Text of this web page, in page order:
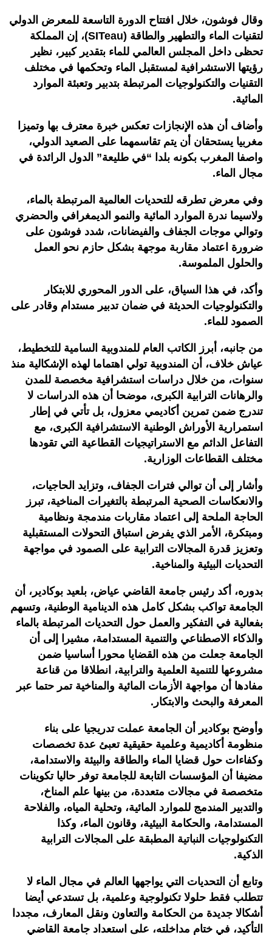
وقال فوشون، خلال افتتاح الدورة التاسعة للمعرض الدولي
لتقنيات الماء والتطهير والطاقة (SITeau)، إن المملكة
تحظى داخل المجلس العالمي للماء بتقدير كبير، نظير
رؤيتها الاستشرافية لمستقبل الماء وتحكمها في مختلف
التقنيات والتكنولوجيات المرتبطة بتدبير وتعبئة الموارد
المائية.
وأضاف أن هذه الإنجازات تعكس خبرة معترف بها وتميزا
مغربيا يستحقان أن يتم تقاسمهما على الصعيد الدولي،
واصفا المغرب بكونه بلدا “في طليعة” الدول الرائدة في
مجال الماء.
وفي معرض تطرقه للتحديات العالمية المرتبطة بالماء،
ولاسيما ندرة الموارد المائية والنمو الديمغرافي والحضري
وتوالي موجات الجفاف والفيضانات، شدد فوشون على
ضرورة اعتماد مقاربة موجهة بشكل حازم نحو العمل
والحلول الملموسة.
وأكد، في هذا السياق، على الدور المحوري للابتكار
والتكنولوجيات الحديثة في ضمان تدبير مستدام وقادر على
الصمود للماء.
من جانبه، أبرز الكاتب العام للمندوبية السامية للتخطيط،
عياش خلاف، أن المندوبية تولي اهتماما لهذه الإشكالية منذ
سنوات، من خلال دراسات استشرافية مخصصة للمدن
والرهانات الترابية الكبرى، موضحا أن هذه الدراسات لا
تندرج ضمن تمرين أكاديمي معزول، بل تأتي في إطار
استمرارية الأوراش الوطنية الاستشرافية الكبرى، مع
التفاعل الدائم مع الاستراتيجيات القطاعية التي تقودها
مختلف القطاعات الوزارية.
وأشار إلى أن توالي فترات الجفاف، وتزايد الحاجيات،
والانعكاسات الصحية المرتبطة بالتغيرات المناخية، تبرز
الحاجة الملحة إلى اعتماد مقاربات مندمجة ونظامية
ومبتكرة، الأمر الذي يفرض استباق التحولات المستقبلية
وتعزيز قدرة المجالات الترابية على الصمود في مواجهة
التحديات البيئية والمناخية.
بدوره، أكد رئيس جامعة القاضي عياض، بلعيد بوكادير، أن
الجامعة تواكب بشكل كامل هذه الدينامية الوطنية، وتسهم
بفعالية في التفكير والعمل حول التحديات المرتبطة بالماء
والذكاء الاصطناعي والتنمية المستدامة، مشيرا إلى أن
الجامعة جعلت من هذه القضايا محورا أساسيا ضمن
مشروعها للتنمية العلمية والترابية، انطلاقا من قناعة
مفادها أن مواجهة الأزمات المائية والمناخية تمر حتما عبر
المعرفة والبحث والابتكار.
وأوضح بوكادير أن الجامعة عملت تدريجيا على بناء
منظومة أكاديمية وعلمية حقيقية تعبئ عدة تخصصات
وكفاءات حول قضايا الماء والطاقة والبيئة والاستدامة،
مضيفا أن المؤسسات التابعة للجامعة توفر حاليا تكوينات
متخصصة في مجالات متعددة، من بينها علم المناخ،
والتدبير المندمج للموارد المائية، وتحلية المياه، والفلاحة
المستدامة، والحكامة البيئية، وقانون الماء، وكذا
التكنولوجيات النباتية المطبقة على المجالات الترابية
الذكية.
وتابع أن التحديات التي يواجهها العالم في مجال الماء لا
تتطلب فقط حلولا تكنولوجية وعلمية، بل تستدعي أيضا
أشكالا جديدة من الحكامة والتعاون ونقل المعارف، مجددا
التأكيد، في ختام مداخلته، على استعداد جامعة القاضي